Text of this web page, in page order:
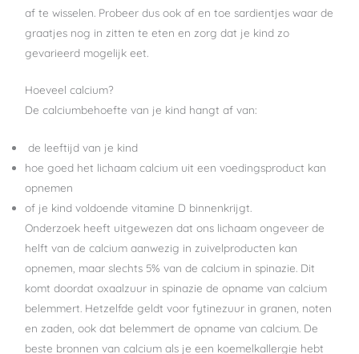
af te wisselen. Probeer dus ook af en toe sardientjes waar de
graatjes nog in zitten te eten en zorg dat je kind zo
gevarieerd mogelijk eet.
Hoeveel calcium?
De calciumbehoefte van je kind hangt af van:
de leeftijd van je kind
hoe goed het lichaam calcium uit een voedingsproduct kan
opnemen
of je kind voldoende vitamine D binnenkrijgt.
Onderzoek heeft uitgewezen dat ons lichaam ongeveer de
helft van de calcium aanwezig in zuivelproducten kan
opnemen, maar slechts 5% van de calcium in spinazie. Dit
komt doordat oxaalzuur in spinazie de opname van calcium
belemmert. Hetzelfde geldt voor fytinezuur in granen, noten
en zaden, ook dat belemmert de opname van calcium. De
beste bronnen van calcium als je een koemelkallergie hebt